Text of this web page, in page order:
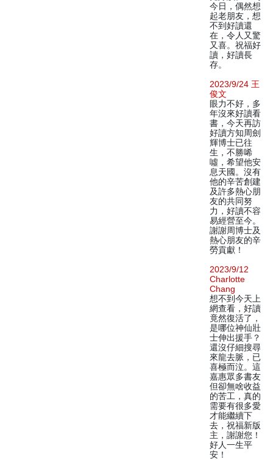
今日，偶然想
起老朋友，想
不到好讀還
在，令人又驚
又喜。祝福好
讀，好讀長
存。
2023/9/24 王
俊文
眼力不好，多
年沒來好讀看
書，今天再訪
好讀方知周劍
輝博士已往
生，不勝唏
噓，希望他安
息天國。沒有
他的辛苦創建
及許多熱心朋
友的共同努
力，好讀不容
易經營至今。
謝謝周博士及
熱心朋友的辛
勞貢獻！
2023/9/12
Charlotte
Chang
想不到今天上
網查看，好讀
竟然復活了，
是哪位神仙壯
士伸出援手？
還沒仔細搜尋
來龍去脈，已
喜極而泣。這
嘉惠眾多書友
但卻無啥收益
的苦工，真的
需要有很多愛
才能繼續下
去，祝福新版
主，謝謝您！
好人一生平
安！